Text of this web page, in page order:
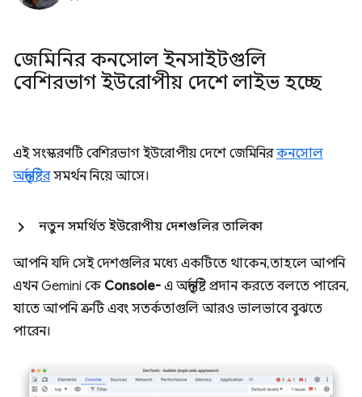
জেমিনির কনসোল ইনসাইটগুলি
বেশিরভাগ ইউরোপীয় দেশে লাইভ হচ্ছে
এই সংস্করণটি বেশিরভাগ ইউরোপীয় দেশে জেমিনিরকনসোল
অন্তর্দৃষ্টিরসমর্থন নিয়ে আসে।
নতুন সমর্থিত ইউরোপীয় দেশগুলির তালিকা
আপনি যদি সেই দেশগুলির মধ্যে একটিতে থাকেন, তাহলে আপনি
এখন Gemini কে Console- এ অন্তর্দৃষ্টি প্রদান করতে বলতে পারেন,
যাতে আপনি ত্রুটি এবং সতর্কতাগুলি আরও ভালভাবে বুঝতে
পারেন।